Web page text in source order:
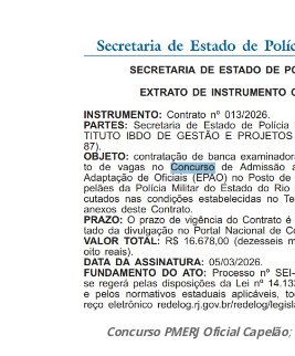
Concurso PMERJ Oficial Capelão;